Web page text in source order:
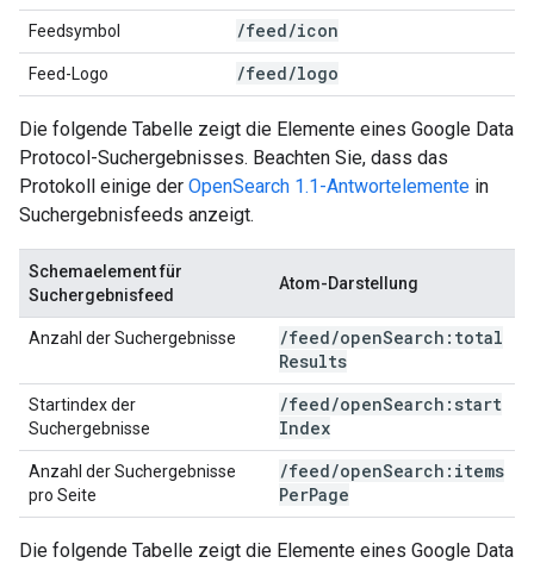
Feedsymbol /feed/icon
Feed-Logo /feed/logo
Die folgende Tabelle zeigt die Elemente eines Google Data
Protocol-Suchergebnisses. Beachten Sie, dass das
Protokoll einige der OpenSearch 1.1-Antwortelemente in
Suchergebnisfeeds anzeigt.
Schemaelement für
Suchergebnisfeed
Atom-Darstellung
Anzahl der Suchergebnisse /feed/openSearch:total
Results
Startindex der
Suchergebnisse
/feed/openSearch:start
Index
Anzahl der Suchergebnisse
pro Seite
/feed/openSearch:items
PerPage
Die folgende Tabelle zeigt die Elemente eines Google Data